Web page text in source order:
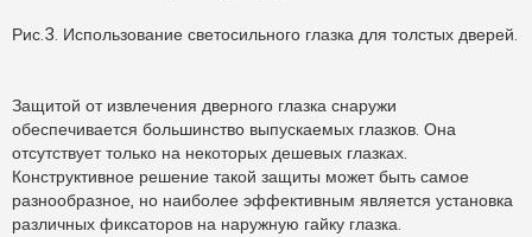
Рис.3. Использование светосильного глазка для толстых дверей.
Защитой от извлечения дверного глазка снаружи
обеспечивается большинство выпускаемых глазков. Она
отсутствует только на некоторых дешевых глазках.
Конструктивное решение такой защиты может быть самое
разнообразное, но наиболее эффективным является установка
различных фиксаторов на наружную гайку глазка.